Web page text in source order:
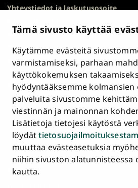
Tämä sivusto käyttää
Käytämme evästeitä
varmistamiseksi, parhaan
käyttökokemuksen
hyödyntääksemme kolmansien
palveluita sivustomme
viestinnän ja mainonnan
Lisätietoja tietojesi käytöstä
löydät
muuttaa evästeasetuksia
niihin sivuston alatunnisteessa
kautta.
Yhteystiedot ja laskutusosoite
HR Excellence in Research
Tietosuojailmoitus
Asiakirjajulkisuuskuvaus ja
Väärinkäytösepäilyt
Saavutettavuusseloste
Palaute
Intranet ja sähköiset työkalut
Evästeasetukset
Päävalikko
alatunnisteessa
ETUSIVU
Turun
yliopisto
Facebookissa
Turun
yliopisto
Instagramissa
TurunTurunTurunTurun